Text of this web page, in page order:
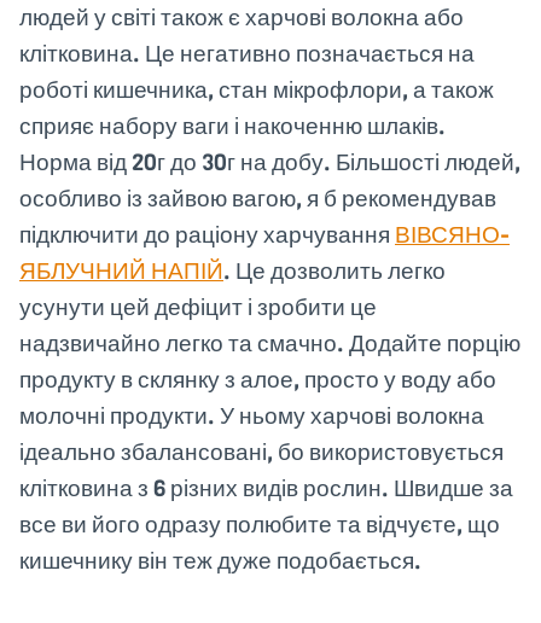
людей у ​​світі також є харчові волокна або
клітковина. Це негативно позначається на
роботі кишечника, стан мікрофлори, а також
сприяє набору ваги і накоченню шлаків.
Норма від 20г до 30г на добу. Більшості людей,
особливо із зайвою вагою, я б рекомендував
підключити до раціону харчування ВІВСЯНО-
ЯБЛУЧНИЙ НАПІЙ. Це дозволить легко
усунути цей дефіцит і зробити це
надзвичайно легко та смачно. Додайте порцію
продукту в склянку з алое, просто у воду або
молочні продукти. У ньому харчові волокна
ідеально збалансовані, бо використовується
клітковина з 6 різних видів рослин. Швидше за
все ви його одразу полюбите та відчуєте, що
кишечнику він теж дуже подобається.